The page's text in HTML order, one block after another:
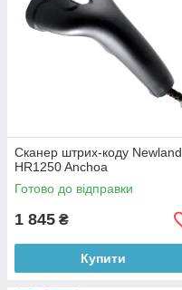
Сканер штрих-коду Newland
HR1250 Anchoa
Готово до відправки
1 845 ₴
Купити